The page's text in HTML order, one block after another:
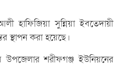
হাফিজিয়া সুন্নিয়া ইবতেদায়ী
স্থাপন করা হয়েছে।
শরীফগঞ্জ ইউনিয়নের